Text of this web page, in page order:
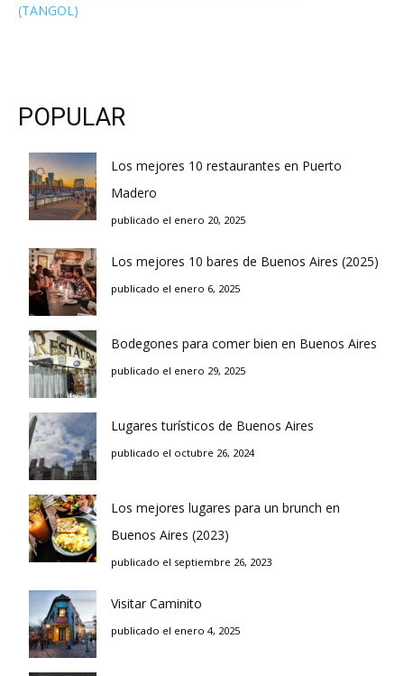
(TANGOL)
POPULAR
Los mejores 10 restaurantes en Puerto
Madero
publicado el enero 20, 2025
Los mejores 10 bares de Buenos Aires (2025)
publicado el enero 6, 2025
Bodegones para comer bien en Buenos Aires
publicado el enero 29, 2025
Lugares turísticos de Buenos Aires
publicado el octubre 26, 2024
Los mejores lugares para un brunch en
Buenos Aires (2023)
publicado el septiembre 26, 2023
Visitar Caminito
publicado el enero 4, 2025